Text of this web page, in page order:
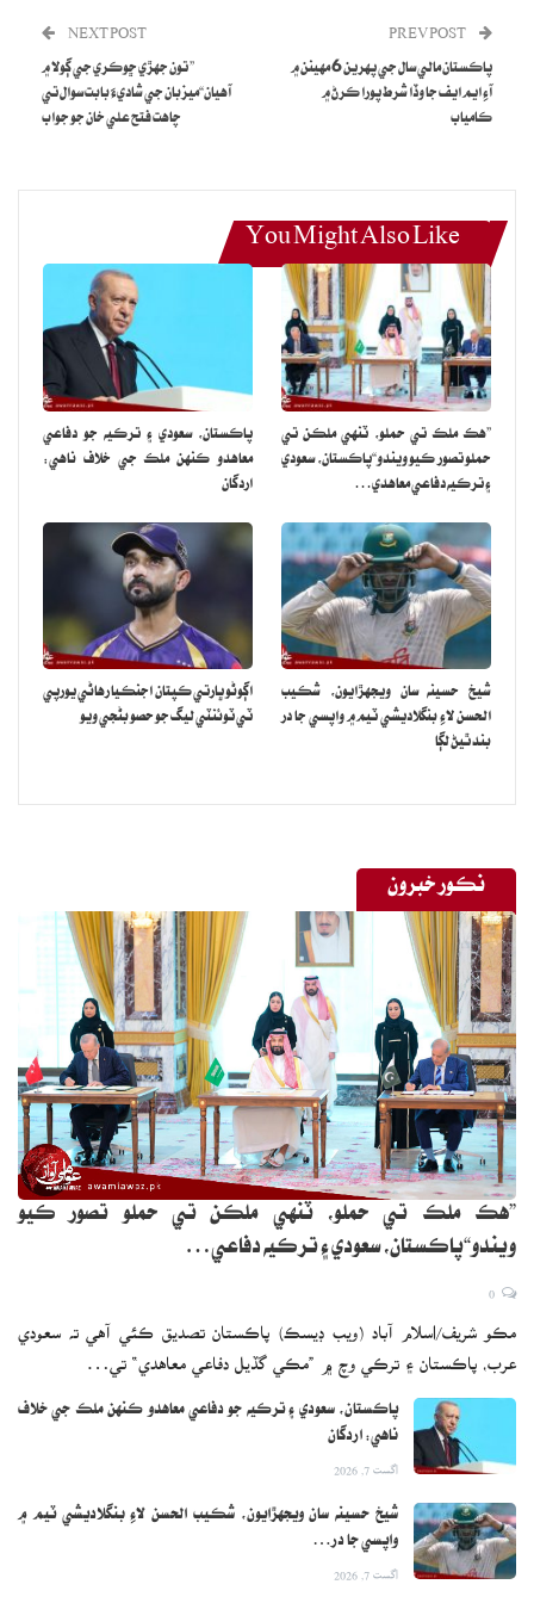
پاڪستان مالي سال جي پهرين 6 مهينن ۾
آءِ ايم ايف جا وڏا شرط پورا ڪرڻ ۾
ڪامياب
NEXT POST
” تون جهڙي ڇوڪري جي ڳولا ۾
آهيان“ميزبان جي شاديءَ بابت سوال تي
چاهت فتح علي خان جو جواب
You Might Also Like
”هڪ ملڪ تي حملو، ٽنهي ملڪن تي
حملو تصور ڪيو ويندو“پاڪستان، سعودي
۽ ترڪيه دفاعي معاهدي…
پاڪستان، سعودي ۽ ترڪيه جو دفاعي
معاهدو ڪنهن ملڪ جي خلاف ناهي:
اردگان
شيخ حسينه سان ويجهڙايون، شڪيب
الحسن لاءِ بنگلاديشي ٽيم ۾ واپسي جا در
بند ٿيڻ لڳا
اڳوڻو ڀارتي ڪپتان اجنڪيا رهاڻي يورپي
ٽي ٽوئنٽي ليگ جو حصو بڻجي ويو
نڪور خبرون
”هڪ ملڪ تي حملو، ٽنهي ملڪن تي حملو تصور ڪيو
ويندو“پاڪستان، سعودي ۽ ترڪيه دفاعي…
مڪو شريف/اسلام آباد (ويب ڊيسڪ) پاڪستان تصديق ڪئي آهي ته سعودي
عرب، پاڪستان ۽ ترڪي وچ ۾ ”مڪي گڏيل دفاعي معاهدي“ تي…
پاڪستان، سعودي ۽ ترڪيه جو دفاعي معاهدو ڪنهن ملڪ جي خلاف
ناهي: اردگان
اگست 7, 2026
شيخ حسينه سان ويجهڙايون، شڪيب الحسن لاءِ بنگلاديشي ٽيم ۾
واپسي جا در…
اگست 7, 2026